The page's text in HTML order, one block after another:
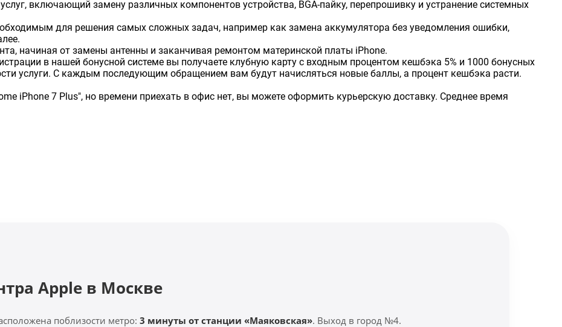
включающий замену различных компонентов устройства, BGA-пайку, перепрошивку и устранение системных
для решения самых сложных задач, например как замена аккумулятора без уведомления ошибки,
начиная от замены антенны и заканчивая ремонтом материнской платы iPhone.
в нашей бонусной системе вы получаете клубную карту с входным процентом кешбэка 5% и 1000 бонусных
услуги. С каждым последующим обращением вам будут начисляться новые баллы, а процент кешбэка расти.
iPhone 7 Plus", но времени приехать в офис нет, вы можете оформить курьерскую доставку. Среднее время
Apple в Москве
поблизости метро: 3 минуты от станции «Маяковская». Выход в город №4.